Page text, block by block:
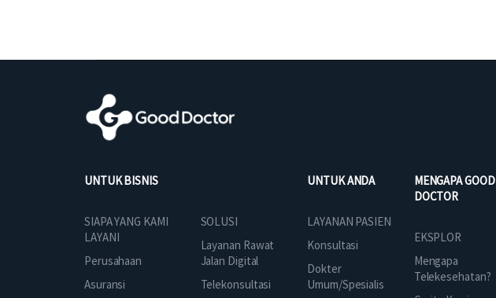
UNTUK BISNIS
SIAPA YANG KAMI
LAYANI
Perusahaan
Asuransi
SOLUSI
Layanan Rawat
Jalan Digital
Telekonsultasi
UNTUK ANDA
LAYANAN PASIEN
Konsultasi
Dokter
Umum/Spesialis
MENGAPA GOOD
DOCTOR
EKSPLOR
Mengapa
Telekesehatan?